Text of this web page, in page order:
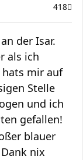
418
der Isar.
als ich
mir auf
Stelle
und ich
gefallen!
blauer
nix